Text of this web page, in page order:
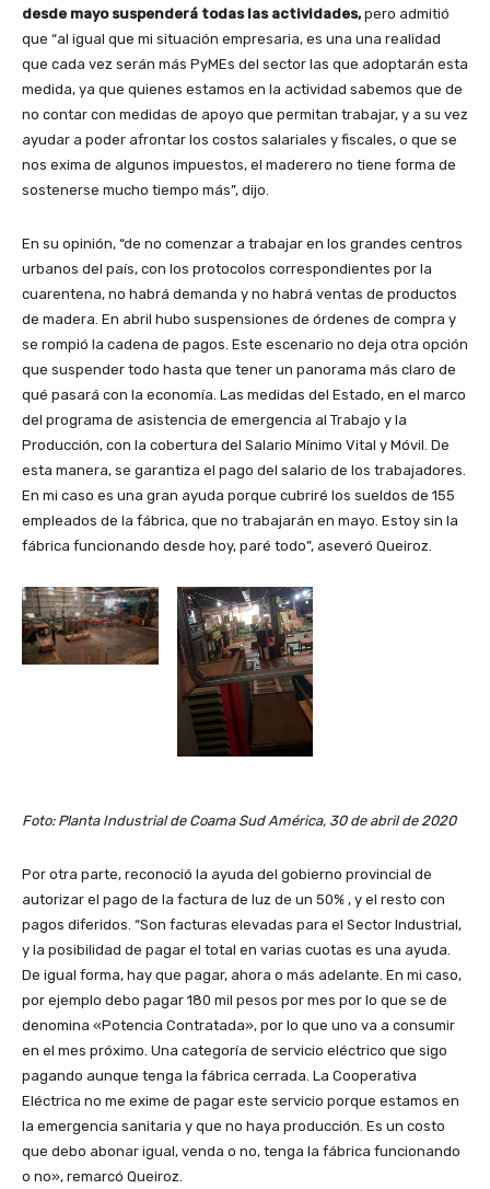
desde mayo suspenderá todas las actividades,pero admitió
que “al igual que mi situación empresaria, es una una realidad
que cada vez serán más PyMEs del sector las que adoptarán esta
medida, ya que quienes estamos en la actividad sabemos que de
no contar con medidas de apoyo que permitan trabajar, y a su vez
ayudar a poder afrontar los costos salariales y fiscales, o que se
nos exima de algunos impuestos, el maderero no tiene forma de
sostenerse mucho tiempo más”, dijo.
En su opinión, “de no comenzar a trabajar en los grandes centros
urbanos del país, con los protocolos correspondientes por la
cuarentena, no habrá demanda y no habrá ventas de productos
de madera. En abril hubo suspensiones de órdenes de compra y
se rompió la cadena de pagos. Este escenario no deja otra opción
que suspender todo hasta que tener un panorama más claro de
qué pasará con la economía. Las medidas del Estado, en el marco
del programa de asistencia de emergencia al Trabajo y la
Producción, con la cobertura del Salario Mínimo Vital y Móvil. De
esta manera, se garantiza el pago del salario de los trabajadores.
En mi caso es una gran ayuda porque cubriré los sueldos de 155
empleados de la fábrica, que no trabajarán en mayo. Estoy sin la
fábrica funcionando desde hoy, paré todo”, aseveró Queiroz.
Foto: Planta Industrial de Coama Sud América, 30 de abril de 2020
Por otra parte, reconoció la ayuda del gobierno provincial de
autorizar el pago de la factura de luz de un 50% , y el resto con
pagos diferidos. “Son facturas elevadas para el Sector Industrial,
y la posibilidad de pagar el total en varias cuotas es una ayuda.
De igual forma, hay que pagar, ahora o más adelante. En mi caso,
por ejemplo debo pagar 180 mil pesos por mes por lo que se de
denomina «Potencia Contratada», por lo que uno va a consumir
en el mes próximo. Una categoría de servicio eléctrico que sigo
pagando aunque tenga la fábrica cerrada. La Cooperativa
Eléctrica no me exime de pagar este servicio porque estamos en
la emergencia sanitaria y que no haya producción. Es un costo
que debo abonar igual, venda o no, tenga la fábrica funcionando
o no», remarcó Queiroz.